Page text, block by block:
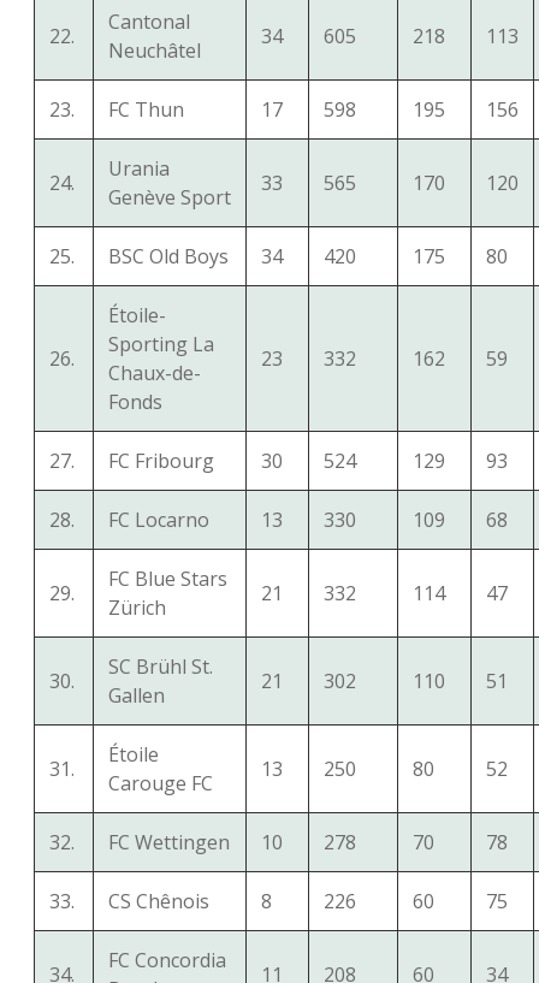
22.
Cantonal
Neuchâtel
34 605 218 113
23. FC Thun 17 598 195 156
24.
Urania
Genève Sport
33 565 170 120
25. BSC Old Boys 34 420 175 80
26.
Étoile-
Sporting La
Chaux-de-
Fonds
23 332 162 59
27. FC Fribourg 30 524 129 93
28. FC Locarno 13 330 109 68
29.
FC Blue Stars
Zürich
21 332 114 47
30.
SC Brühl St.
Gallen
21 302 110 51
31.
Étoile
Carouge FC
13 250 80 52
32. FC Wettingen 10 278 70 78
33. CS Chênois 8 226 60 75
34.
FC Concordia
11 208 60 34